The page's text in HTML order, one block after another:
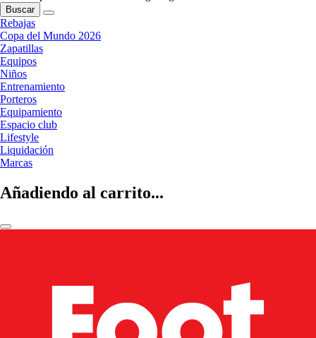
Buscar
Rebajas
Copa del Mundo 2026
Zapatillas
Equipos
Niños
Entrenamiento
Porteros
Equipamiento
Espacio club
Lifestyle
Liquidación
Marcas
Añadiendo al carrito...